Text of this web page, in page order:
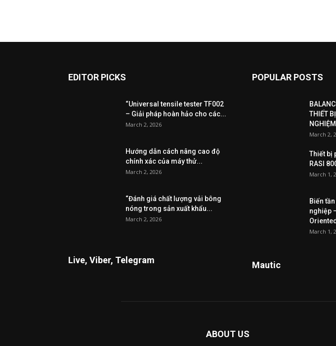
EDITOR PICKS
“Universal tensile tester TF002
– Giải pháp hoàn hảo cho các...
March 2, 2026
Hướng dẫn cách nâng cao độ
chính xác của máy thử...
March 2, 2026
“Đánh giá chất lượng vải bông
nóng trong sản xuất khẩu...
March 2, 2026
Live, Viber, Telegram
POPULAR POSTS
THIẾT
March 2,
Thiết bị
RASI
March 1,
Biến
nghiệp
March 1,
Mautic
ABOUT US